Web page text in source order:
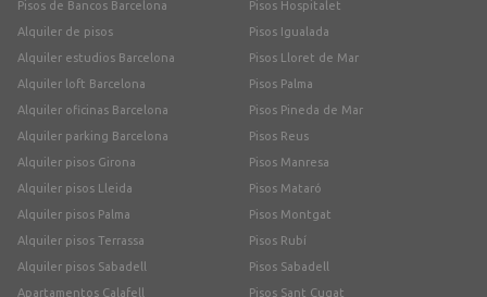
Pisos de Bancos Barcelona
Alquiler de pisos
Alquiler estudios Barcelona
Alquiler loft Barcelona
Alquiler oficinas Barcelona
Alquiler parking Barcelona
Alquiler pisos Girona
Alquiler pisos Lleida
Alquiler pisos Palma
Alquiler pisos Terrassa
Alquiler pisos Sabadell
Apartamentos Calafell
Pisos Hospitalet
Pisos Igualada
Pisos Lloret de Mar
Pisos Palma
Pisos Pineda de Mar
Pisos Reus
Pisos Manresa
Pisos Mataró
Pisos Montgat
Pisos Rubí
Pisos Sabadell
Pisos Sant Cugat